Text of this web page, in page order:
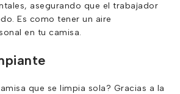
asegurando que el trabajador
Es como tener un aire
en tu camisa.
que se limpia sola? Gracias a la